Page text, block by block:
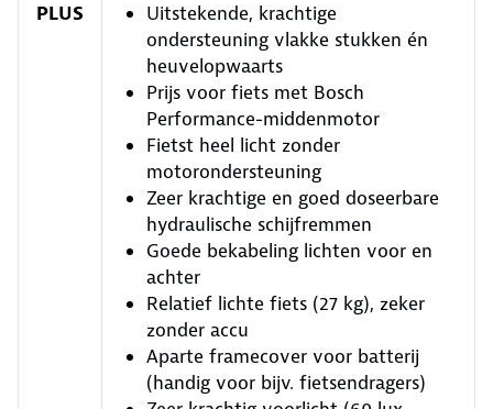
PLUS
Uitstekende, krachtige
ondersteuning vlakke stukken én
heuvelopwaarts
Prijs voor fiets met Bosch
Performance-middenmotor
Fietst heel licht zonder
motorondersteuning
Zeer krachtige en goed doseerbare
hydraulische schijfremmen
Goede bekabeling lichten voor en
achter
Relatief lichte fiets (27 kg), zeker
zonder accu
Aparte framecover voor batterij
(handig voor bijv. fietsendragers)